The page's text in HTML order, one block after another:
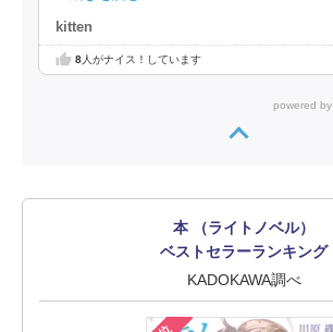
kitten
8人がナイス！しています
powered by
本 （ライトノベル）
ベストセラーランキング
KADOKAWA調べ